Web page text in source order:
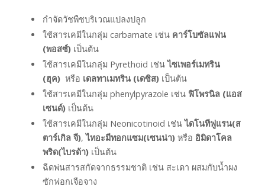
กำจัดวัชพืชบริเวณแปลงปลูก
ใช้สารเคมีในกลุ่ม carbamate เช่น คาร์โบซัลแฟน
(พอสซ์) เป็นต้น
ใช้สารเคมีในกลุ่ม Pyrethoid เช่นไซเพอร์เมทริน
(ฮุค) หรือ เดลทาเมทริน (เดซิส) เป็นต้น
ใช้สารเคมีในกลุ่ม phenylpyrazole เช่น ฟิโพรนิล (แอส
เซนด์) เป็นต้น
ใช้สารเคมีในกลุ่ม Neonicotinoid เช่นไดโนทีฟูแรน(ส
ตาร์เกิล จี),ไทอะมีทอกแซม(เซนน่า) หรือ อิมิดาโคล
พริด(ไบรด้า) เป็นต้น
ฉีดพ่นสารสกัดจากธรรมชาติ เช่น สะเดา ผสมกับน้ำผง
ซักฟอกเจือจาง